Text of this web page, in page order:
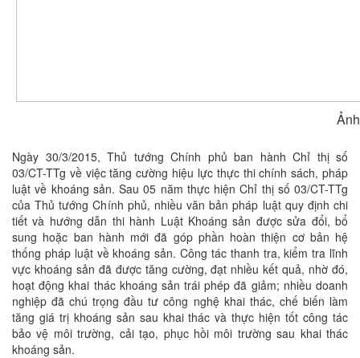
Ngày 30/3/2015, Thủ tướng Chính phủ ban hành Chỉ thị số
03/CT-TTg về việc tăng cường hiệu lực thực thi chính sách, pháp
luật về khoáng sản. Sau 05 năm thực hiện Chỉ thị số 03/CT-TTg
của Thủ tướng Chính phủ, nhiều văn bản pháp luật quy định chi
tiết và hướng dẫn thi hành Luật Khoáng sản được sửa đổi, bổ
sung hoặc ban hành mới đã góp phần hoàn thiện cơ bản hệ
thống pháp luật về khoáng sản. Công tác thanh tra, kiểm tra lĩnh
vực khoáng sản đã được tăng cường, đạt nhiều kết quả, nhờ đó,
hoạt động khai thác khoáng sản trái phép đã giảm; nhiều doanh
nghiệp đã chú trọng đầu tư công nghệ khai thác, chế biến làm
tăng giá trị khoáng sản sau khai thác và thực hiện tốt công tác
bảo vệ môi trường, cải tạo, phục hồi môi trường sau khai thác
khoáng sản.